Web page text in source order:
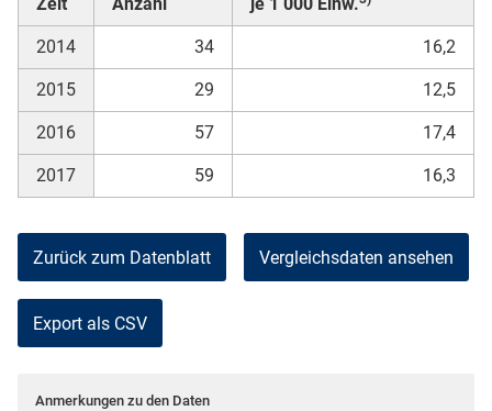
2014 34 16,2
2015 29 12,5
2016 57 17,4
2017 59 16,3
Zurück zum Datenblatt Vergleichsdaten ansehen
Export als CSV
Anmerkungen zu den Daten